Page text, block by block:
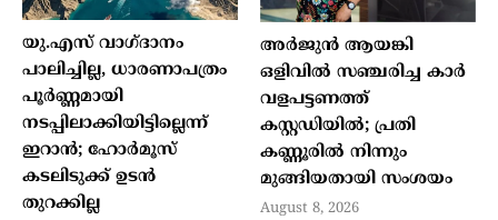
യു.എസ് വാഗ്ദാനം
പാലിച്ചില്ല, ധാരണാപത്രം
പൂർണ്ണമായി
നടപ്പിലാക്കിയിട്ടില്ലെന്ന്
ഇറാൻ; ഹോർമൂസ്
കടലിടുക്ക് ഉടൻ
തുറക്കില്ല
അർജുൻ ആയങ്കി
ഒളിവിൽ സഞ്ചരിച്ച കാർ
വളപട്ടണത്ത്
കസ്റ്റഡിയിൽ; പ്രതി
കണ്ണൂരിൽ നിന്നും
മുങ്ങിയതായി സംശയം
August 8, 2026